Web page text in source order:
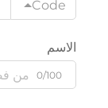
Code
الاسم
0/100